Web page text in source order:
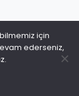
için
ederseniz,